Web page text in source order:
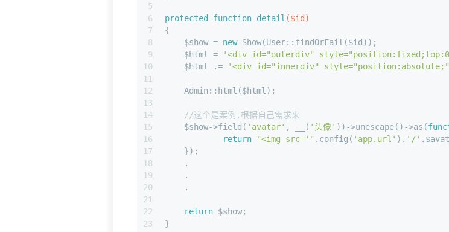
5
6
7
8
9
10
11
12
13
14
15
16
17
18
19
20
21
22
23
protected function detail ($id)
{
    $show =
new Show(User::findOrFail($id));
    $html =
'<div id="outerdiv"
    $html .=
'<div id="innerdiv"
    Admin::html($html);
//这个是案例,根据自己需求来
    $show->field(
'avatar' , __( '头像' ))->unescape()->as(
return
"<img src='" .config( 'app.url' ). '/'
    });
    .
    .
    .
return $show;
}